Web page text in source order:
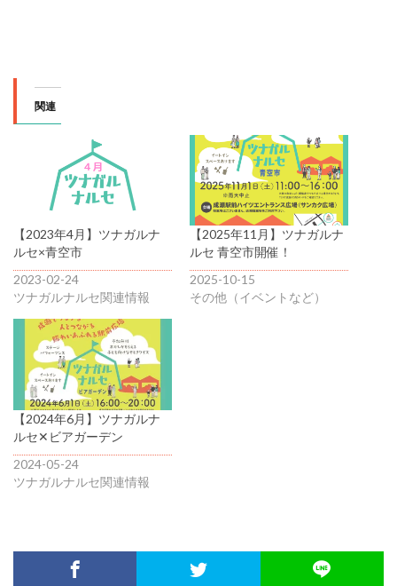
関連
【2023年4月】ツナガルナ
ルセ×青空市
2023-02-24
ツナガルナルセ関連情報
【2025年11月】ツナガルナ
ルセ 青空市開催！
2025-10-15
その他（イベントなど）
【2024年6月】ツナガルナ
ルセ✕ビアガーデン
2024-05-24
ツナガルナルセ関連情報